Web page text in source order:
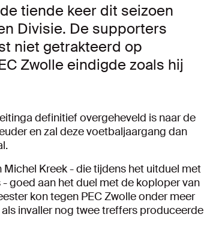
tiende keer dit seizoen
Divisie. De supporters
niet getrakteerd op
Zwolle eindigde zoals hij
definitief overgeheveld is naar de
en zal deze voetbaljaargang dan
Kreek - die tijdens het uitduel met
goed aan het duel met de koploper van
kon tegen PEC Zwolle onder meer
invaller nog twee treffers produceerde